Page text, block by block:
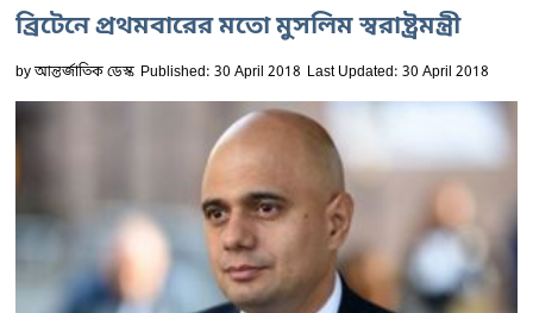
ব্রিটেনে প্রথমবারের মতো মুসলিম স্বরাষ্ট্রমন্ত্রী
byআন্তর্জাতিক ডেস্ক Published: 30 April 2018 Last Updated: 30 April 2018